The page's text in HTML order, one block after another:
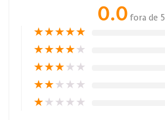
0.0 fora de 5
★★★★★
★★★★★
★★★★★
★★★★★
★★★★★